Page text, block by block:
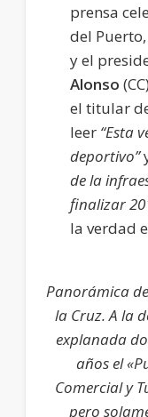
prensa
del
y el
Alonso
el titular
leer “Esta
deportivo”
de la
finalizar
la verdad
Panorámica
la Cruz. A la
explanada
años el
Comercial y
pero